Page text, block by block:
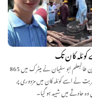
کان تک
شانگلہ کے ذہین طالبعلم ابو سفیان نے میٹرک میں 865
نے اسے کوئلہ کان میں مزدوری پر
وہ حادثے میں شہید ہو گیا۔